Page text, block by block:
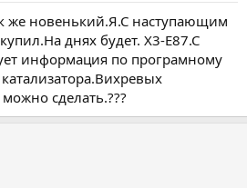
же новенький.Я.С наступающим
днях будет. Х3-Е87.С
информация по програмному
сделать.???